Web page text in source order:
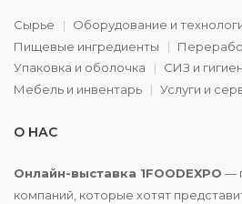
Сырье
Оборудование и
Пищевые ингредиенты
Упаковка и оболочка
СИЗ и
Мебель и инвентарь
Услуги и
О НАС
Онлайн-выставка 1FOODEXPO —
компаний, которые хотят